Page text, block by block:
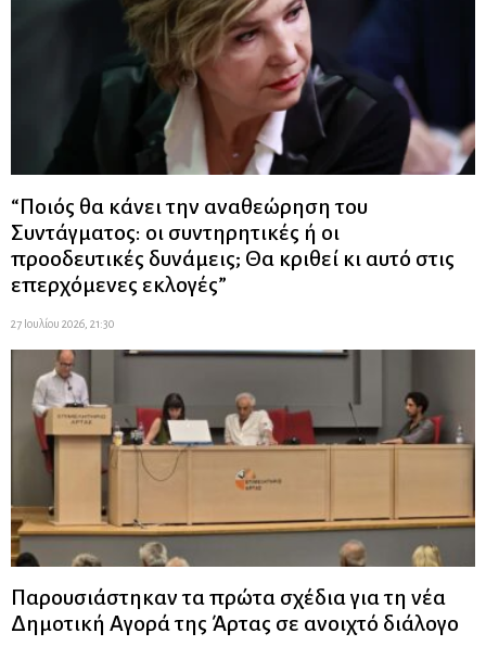
“Ποιός θα κάνει την αναθεώρηση του
Συντάγματος: οι συντηρητικές ή οι
προοδευτικές δυνάμεις; Θα κριθεί κι αυτό στις
επερχόμενες εκλογές”
27 Ιουλίου 2026, 21:30
Παρουσιάστηκαν τα πρώτα σχέδια για τη νέα
Δημοτική Αγορά της Άρτας σε ανοιχτό διάλογο